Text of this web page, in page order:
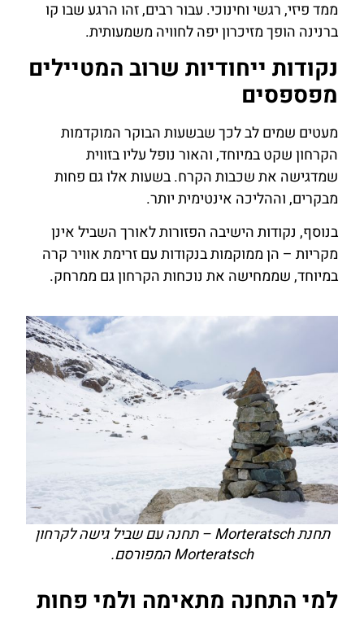
ממד פיזי, רגשי וחינוכי. עבור רבים, זהו הרגע שבו קו
ברנינה הופך מזיכרון יפה לחוויה משמעותית.
נקודות ייחודיות שרוב המטיילים
מפספסים
מעטים שמים לב לכך שבשעות הבוקר המוקדמות
הקרחון שקט במיוחד, והאור נופל עליו בזווית
שמדגישה את שכבות הקרח. בשעות אלו גם פחות
מבקרים, וההליכה אינטימית יותר.
בנוסף, נקודות הישיבה הפזורות לאורך השביל אינן
מקריות – הן ממוקמות בנקודות עם זרימת אוויר קרה
במיוחד, שממחישה את נוכחות הקרחון גם ממרחק.
תחנת Morteratsch – תחנה עם שביל גישה לקרחון
Morteratsch המפורסם.
למי התחנה מתאימה ולמי פחות